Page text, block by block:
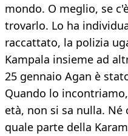
mondo. O meglio, se
trovarlo. Lo ha
raccattato, la polizia
Kampala insieme ad
25 gennaio Agan è
Quando lo
età, non si sa nulla. Né
quale parte della